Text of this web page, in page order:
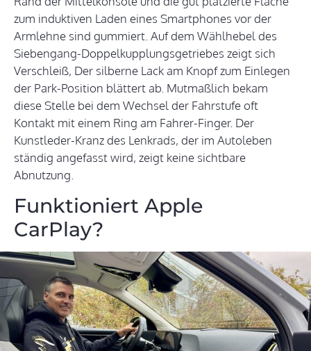
zum induktiven Laden eines Smartphones vor der
Armlehne sind gummiert. Auf dem Wählhebel des
Siebengang-Doppelkupplungsgetriebes zeigt sich
Verschleiß, Der silberne Lack am Knopf zum Einlegen
der Park-Position blättert ab. Mutmaßlich bekam
diese Stelle bei dem Wechsel der Fahrstufe oft
Kontakt mit einem Ring am Fahrer-Finger. Der
Kunstleder-Kranz des Lenkrads, der im Autoleben
ständig angefasst wird, zeigt keine sichtbare
Abnutzung.
Funktioniert Apple
CarPlay?